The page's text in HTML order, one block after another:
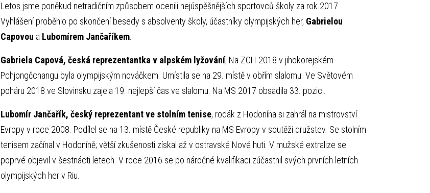
Letos jsme poněkud netradičním způsobem ocenili nejúspěšnějších sportovců školy za rok 2017.
Vyhlášení proběhlo po skončení besedy s absolventy školy, účastníky olympijských her, Gabrielou
Capovou a Lubomírem Jančaříkem.
Gabriela Capová, česká reprezentantka v alpském lyžování, Na ZOH 2018 v jihokorejském
Pchjongčchangu byla olympijským nováčkem. Umístila se na 29. místě v obřím slalomu. Ve Světovém
poháru 2018 ve Slovinsku zajela 19. nejlepší čas ve slalomu. Na MS 2017 obsadila 33. pozici.
Lubomír Jančařík, český reprezentant ve stolním tenise, rodák z Hodonína si zahrál na mistrovství
Evropy v roce 2008. Podílel se na 13. místě České republiky na MS Evropy v soutěži družstev. Se stolním
tenisem začínal v Hodoníně; větší zkušenosti získal až v ostravské Nové huti. V mužské extralize se
poprvé objevil v šestnácti letech. V roce 2016 se po náročné kvalifikaci zúčastnil svých prvních letních
olympijských her v Riu.